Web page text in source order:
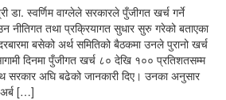
डा. स्वर्णिम वाग्लेले सरकारले पुँजीगत खर्च गर्ने
नीतिगत तथा प्रक्रियागत सुधार सुरु गरेको बताएका
बसेको अर्थ समितिको बैठकमा उनले पुरानो खर्च
दिनमा पुँजीगत खर्च ८० देखि १०० प्रतिशतसम्म
सरकार अघि बढेको जानकारी दिए। उनका अनुसार
[…]